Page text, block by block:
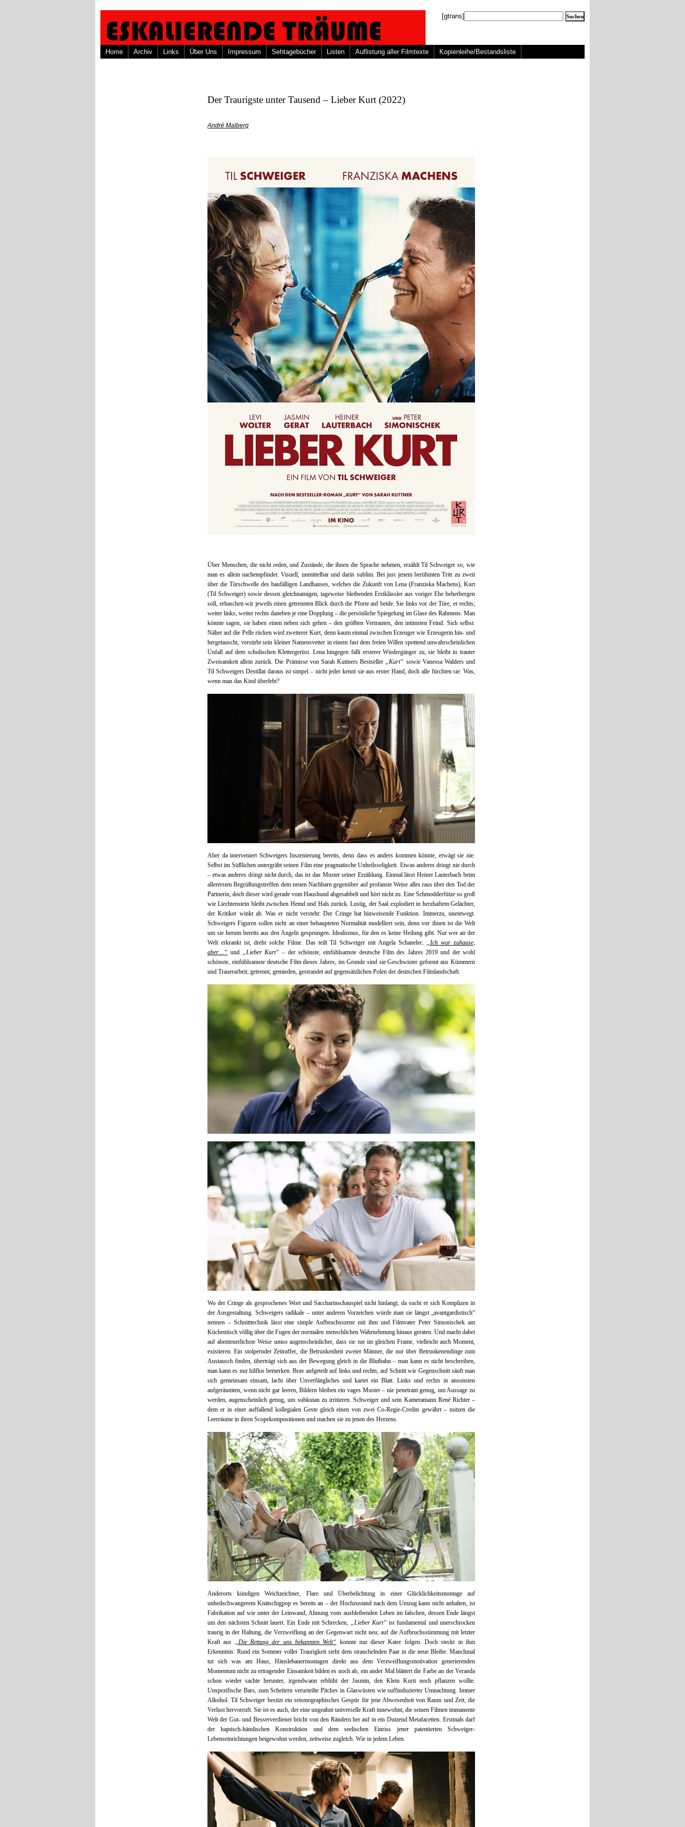
[gtrans]
Home Archiv Links Über Uns Impressum Sehtagebücher Listen Auflistung aller Filmtexte Kopienleihe/Bestandsliste
Der Traurigste unter Tausend – Lieber Kurt (2022)
André Malberg
Über Menschen, die nicht reden, und Zustände, die ihnen die Sprache nehmen, erzählt Til Schweiger so, wie
man es allein nachempfindet. Visuell, unmittelbar und darin sublim. Bei just jenem berühmten Tritt zu zweit
über die Türschwelle des baufälligen Landhauses, welches die Zukunft von Lena (Franziska Machens), Kurt
(Til Schweiger) sowie dessen gleichnamigen, tageweise bleibenden Erstklässler aus voriger Ehe beherbergen
soll, erhaschen wir jeweils einen getrennten Blick durch die Pforte auf beide. Sie links vor der Türe, er rechts;
weiter links, weiter rechts daneben je eine Dopplung – die persönliche Spiegelung im Glase des Rahmens. Man
könnte sagen, sie haben einen neben sich gehen – den größten Vertrauten, den intimsten Feind. Sich selbst.
Näher auf die Pelle rücken wird zweiterer Kurt, denn kaum einmal zwischen Erzeuger wie Erzeugerin hin- und
hergetauscht, verstirbt sein kleiner Namensvetter in einem fast dem freien Willen spottend unwahrscheinlichen
Unfall auf dem schulischen Klettergerüst. Lena hingegen fällt ersterer Wiedergänger zu, sie bleibt in trauter
Zweisamkeit allein zurück. Die Prämisse von Sarah Kuttners Bestseller „Kurt“ sowie Vanessa Walders und
Til Schweigers Destillat daraus ist simpel – nicht jeder kennt sie aus erster Hand, doch alle fürchten sie: Was,
wenn man das Kind überlebt?
Aber da interveniert Schweigers Inszenierung bereits, denn dass es anders kommen könnte, erwägt sie nie.
Selbst im Süßlichen untergräbt seinen Film eine pragmatische Unheilsseligkeit. Etwas anderes dringt nie durch
– etwas anderes dringt nicht durch, das ist das Muster seiner Erzählung. Einmal lässt Heiner Lauterbach beim
allerersten Begrüßungstreffen dem neuen Nachbarn gegenüber auf profanste Weise alles raus über den Tod der
Partnerin, doch dieser wird gerade vom Haushund abgesabbelt und hört nicht zu. Eine Schmodderfütze so groß
wie Liechtenstein bleibt zwischen Hemd und Hals zurück. Lustig, der Saal explodiert in herzhaftem Gelächter,
der Kritiker winkt ab. Was er nicht versteht: Der Cringe hat hinweisende Funktion. Immerzu, unentwegt.
Schweigers Figuren sollen nicht an einer behaupteten Normalität modelliert sein, denn vor ihnen ist die Welt
um sie herum bereits aus den Angeln gesprungen. Idealismus, für den es keine Heilung gibt. Nur wer an der
Welt erkrankt ist, dreht solche Filme. Das teilt Til Schweiger mit Angela Schanelec. „Ich war zuhause,
aber…“ und „Lieber Kurt“ – der schönste, einfühlsamste deutsche Film des Jahres 2019 und der wohl
schönste, einfühlsamste deutsche Film dieses Jahres, im Grunde sind sie Geschwister geformt aus Kümmern
und Trauerarbeit; getrennt, gemieden, gestrandet auf gegensätzlichen Polen der deutschen Filmlandschaft.
Wo der Cringe als gesprochenes Wort und Saccharinschauspiel nicht hinlangt, da sucht er sich Komplizen in
der Ausgestaltung. Schweigers radikale – unter anderen Vorzeichen würde man sie längst „avantgardistisch“
nennen – Schnitttechnik lässt eine simple Aufbruchsszene mit ihm und Filmvater Peter Simonischek am
Küchentisch völlig über die Fugen der normalen menschlichen Wahrnehmung hinaus geraten. Und macht dabei
auf abenteuerlichste Weise umso augenscheinlicher, dass sie nie im gleichen Frame, vielleicht auch Moment,
existieren. Ein stolpernder Zeitraffer, die Betrunkenheit zweier Männer, die nur über Betrunkenendinge zum
Austausch finden, überträgt sich aus der Bewegung gleich in die Blutbahn – man kann es nicht beschreiben,
man kann es nur hilflos bemerken. Brav aufgeteilt auf links und rechts, auf Schnitt wie Gegenschnitt säuft man
sich gemeinsam einsam, lacht über Unverfängliches und kartet ein Blatt. Links und rechts in ansonsten
aufgeräumten, wenn nicht gar leeren, Bildern bleiben ein vages Muster – nie penetrant genug, um Aussage zu
werden, augenscheinlich genug, um subkutan zu irritieren. Schweiger und sein Kameramann René Richter –
dem er in einer auffallend kollegialen Geste gleich einen von zwei Co-Regie-Credits gewährt – nutzen die
Leerräume in ihren Scopekompositionen und machen sie zu jenen des Herzens.
Anderorts kündigen Weichzeichner, Flare und Überbelichtung in einer Glücklichkeitsmontage auf
unheilschwangerem Knätschigpop es bereits an – der Hochzustand nach dem Umzug kann nicht anhalten, ist
Fabrikation auf wie unter der Leinwand, Ahnung vom ausbleibenden Leben im falschen, dessen Ende längst
um den nächsten Schnitt lauert. Ein Ende mit Schrecken, „Lieber Kurt“ ist fundamental und unerschrocken
traurig in der Haltung, die Verzweiflung an der Gegenwart nicht neu; auf die Aufbruchsstimmung mit letzter
Kraft aus „Die Rettung der uns bekannten Welt“ konnte nur dieser Kater folgen. Doch steckt in ihm
Erkenntnis: Rund ein Sommer voller Traurigkeit steht dem strauchelnden Paar in die neue Bleibe. Manchmal
tut sich was am Haus, Häuslebauermontagen direkt aus dem Verzweiflungsmotivation generierenden
Momentum nicht zu ertragender Einsamkeit bilden es noch ab, ein ander Mal blättert die Farbe an der Veranda
schon wieder sachte herunter, irgendwann erblüht der Jasmin, den Klein Kurti noch pflanzen wollte.
Unspezifische Bars, zum Scheitern verurteilte Pitches in Glaswüsten wie suffinduzierter Umnachtung. Immer
Alkohol. Til Schweiger besitzt ein seismographisches Gespür für jene Abwesenheit von Raum und Zeit, die
Verlust hervorruft. Sie ist es auch, der eine ungeahnt universelle Kraft innewohnt; die seinen Filmen immanente
Welt der Gut- und Besserverdiener bricht von den Rändern her auf in ein Dutzend Metafacetten. Erstmals darf
der haptisch-händischen Konstruktion und dem seelischen Einriss jener patentierten Schweiger-
Lebenseinrichtungen beigewohnt werden, zeitweise zugleich. Wie in jedem Leben.